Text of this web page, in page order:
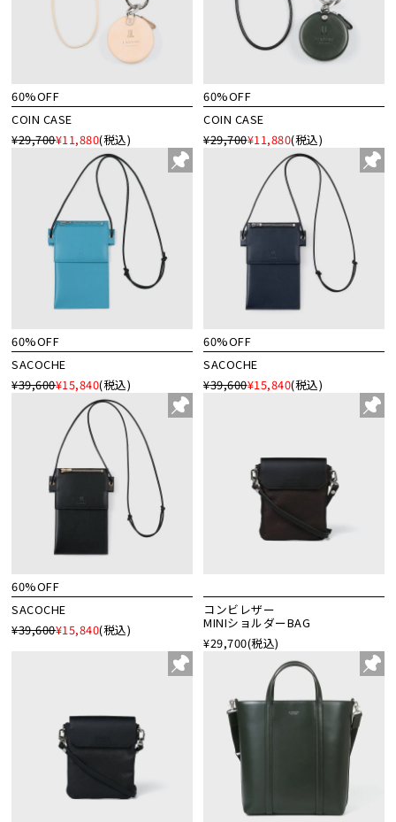
60%OFF
COIN CASE
¥29,700¥11,880(税込)
60%OFF
COIN CASE
¥29,700¥11,880(税込)
60%OFF
SACOCHE
¥39,600¥15,840(税込)
60%OFF
SACOCHE
¥39,600¥15,840(税込)
60%OFF
SACOCHE
¥39,600¥15,840(税込)
コンビレザー
MINIショルダーBAG
¥29,700(税込)